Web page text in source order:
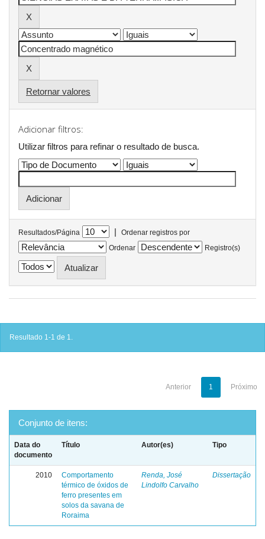
Retornar valores
Adicionar filtros:
Utilizar filtros para refinar o resultado de busca.
Resultados/Página |
Ordenar registros por
Ordenar
Registro(s)
Resultado 1-1 de 1.
Anterior 1 Próximo
Conjunto de itens:
Data do
documento
Título Autor(es) Tipo
2010
Comportamento
térmico de óxidos de
ferro presentes em
solos da savana de
Roraima
Renda, José
Lindolfo Carvalho
Dissertação